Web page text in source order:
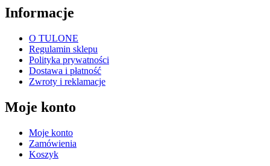
Informacje
O TULONE
Regulamin sklepu
Polityka prywatności
Dostawa i płatność
Zwroty i reklamacje
Moje konto
Moje konto
Zamówienia
Koszyk